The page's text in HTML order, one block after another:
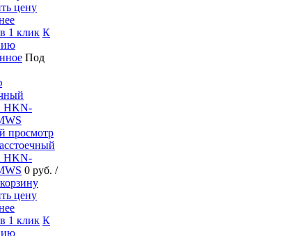
цену
1 клик К
Под
просмотр
HKN-
0 руб. /
цену
1 клик К